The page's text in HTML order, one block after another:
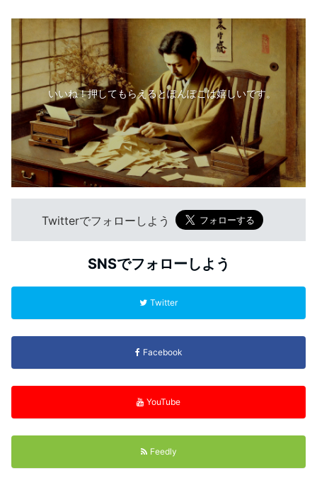
いいね！押してもらえるとぽんぽこは嬉しいです。
Twitterでフォローしよう
SNSでフォローしよう
Twitter
Facebook
YouTube
Feedly